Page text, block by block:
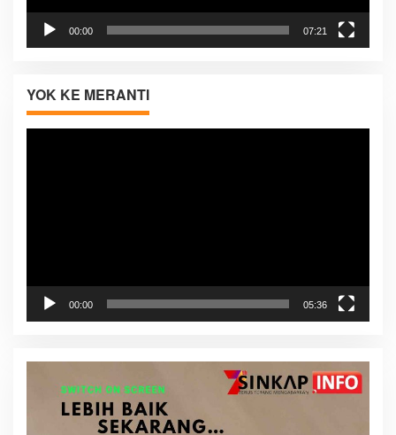
00:00 07:21
YOK KE MERANTI
Pemutar
00:00 05:36